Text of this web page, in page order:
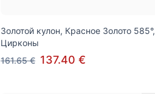
Золотой кулон, Красное Золото 585°,
Цирконы
161.65 € 137.40 €